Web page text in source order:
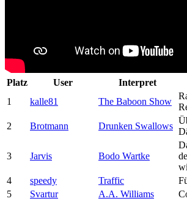
Platz User Interpret
1
kalle81 The Baboon Show
2 Brotmann Drunken Swallows
3 Jarvis Bodo Wartke
4 speedy Traffic
5
Svartur A.A. Williams